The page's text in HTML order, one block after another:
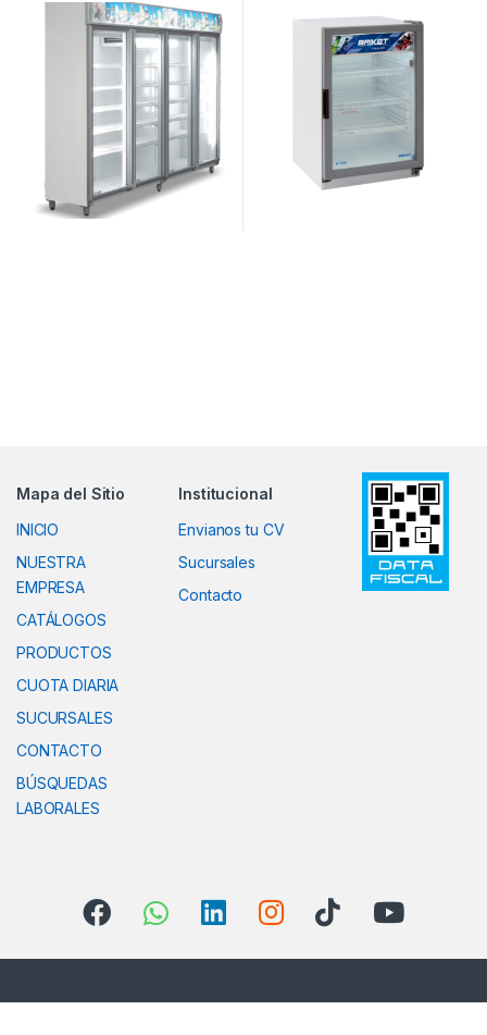
Mapa del Sitio
INICIO
NUESTRA
EMPRESA
CATÁLOGOS
PRODUCTOS
CUOTA DIARIA
SUCURSALES
CONTACTO
BÚSQUEDAS
LABORALES
Institucional
Envianos tu CV
Sucursales
Contacto